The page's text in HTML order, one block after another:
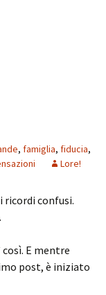
, famiglia, fiducia,
Lore!
ricordi confusi.
così. E mentre
post, è iniziato